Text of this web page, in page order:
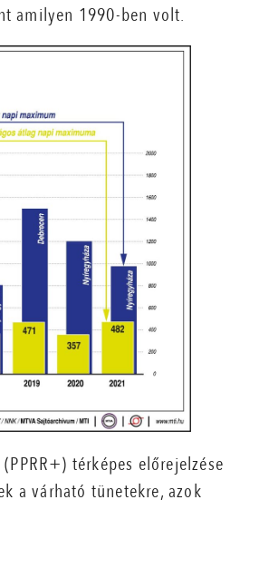
amilyen 1990-ben volt.
térképes előrejelzése
a várható tünetekre, azok